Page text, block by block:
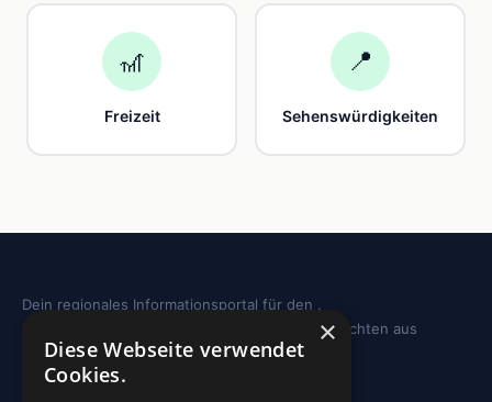
🎢
Freizeit
📍
Sehenswürdigkeiten
Dein regionales Informationsportal für den .
Sehenswürdigkeiten, Ausflugstipps und Geschichten aus
deiner Region.
×
Diese Webseite verwendet
Cookies.